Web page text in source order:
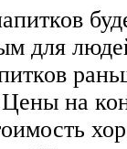
для
на